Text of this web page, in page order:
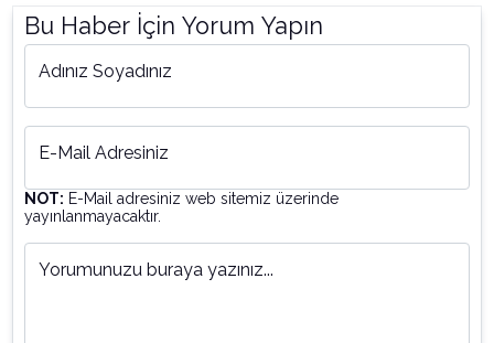
Bu Haber İçin Yorum Yapın
Adınız Soyadınız
E-Mail Adresiniz
NOT: E-Mail adresiniz web sitemiz üzerinde
yayınlanmayacaktır.
Yorumunuzu buraya yazınız...